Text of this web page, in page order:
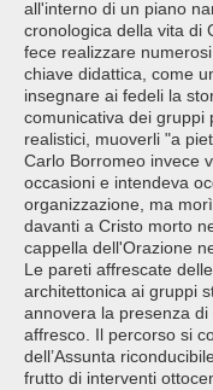
all'interno di un piano
cronologica della vita di
fece realizzare
chiave didattica, come
insegnare ai fedeli la
comunicativa dei gruppi
realistici, muoverli "a
Carlo Borromeo invece
occasioni e intendeva
organizzazione, ma
davanti a Cristo morto
cappella dell'Orazione
Le pareti affrescate
architettonica ai gruppi
annovera la presenza
affresco. Il percorso si
dell’Assunta
frutto di interventi